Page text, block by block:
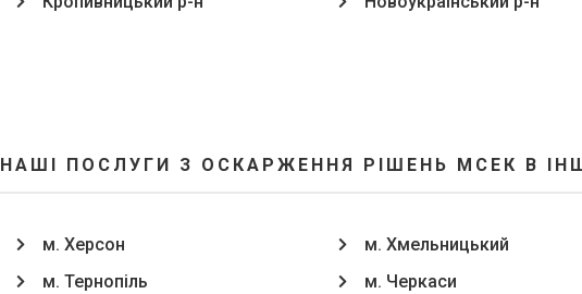
НАШІ ПОСЛУГИ З ОСКАРЖЕННЯ РІШЕНЬ МСЕК В
м. Херсон
м. Тернопіль
м. Хмельницький
м. Черкаси